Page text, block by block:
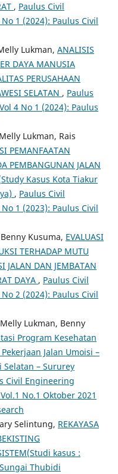
, Paulus Civil
1 (2024): Paulus Civil
Lukman, ANALISIS
DAYA MANUSIA
PERUSAHAAN
SELATAN , Paulus
4 No 1 (2024): Paulus
Lukman, Rais
PEMANFAATAN
PEMBANGUNAN JALAN
Kasus Kota Tiakur
, Paulus Civil
1 (2023): Paulus Civil
Kusuma, EVALUASI
TERHADAP MUTU
JALAN DAN JEMBATAN
DAYA , Paulus Civil
2 (2024): Paulus Civil
Lukman, Benny
Program Kesehatan
Jalan Umoisi –
– Sururey
Civil Engineering
No.1 Oktober 2021
Selintung, REKAYASA
kasus :
Thubidi